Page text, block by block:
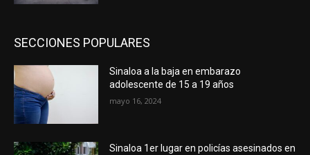
SECCIONES POPULARES
Sinaloa a la baja en embarazo
adolescente de 15 a 19 años
mayo 16, 2024
Sinaloa 1er lugar en policías asesinados en